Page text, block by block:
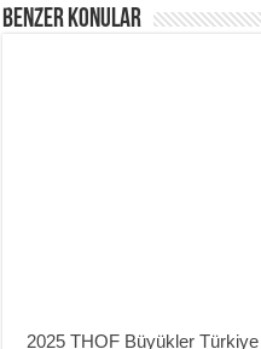
Benzer Konular
2025 THOF Büyükler Türkiye